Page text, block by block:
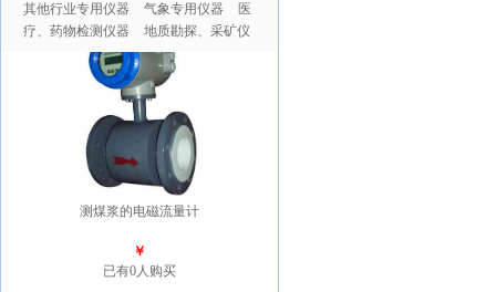
其他行业专用仪器 气象专用仪器
医
疗、药物检测仪器
地质勘探、采矿仪
测煤浆的电磁流量计
￥
已有0人购买